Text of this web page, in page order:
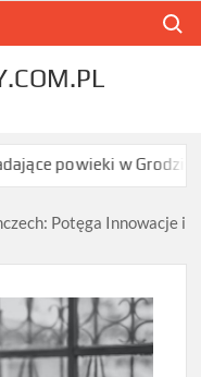
w Grodzisku
Potęga Innowacje i